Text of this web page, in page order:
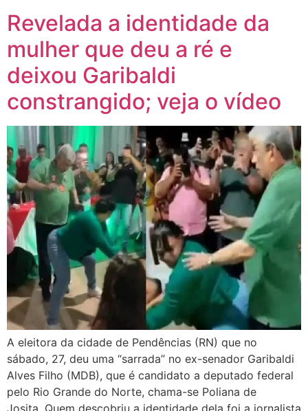
Revelada a identidade da
mulher que deu a ré e
deixou Garibaldi
constrangido; veja o vídeo
A eleitora da cidade de Pendências (RN) que no
sábado, 27, deu uma “sarrada” no ex-senador Garibaldi
Alves Filho (MDB), que é candidato a deputado federal
pelo Rio Grande do Norte, chama-se Poliana de
Josita. Quem descobriu a identidade dela foi a jornalista